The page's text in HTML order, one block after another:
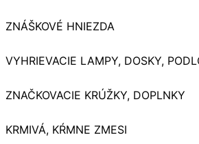
ZNÁŠKOVÉ HNIEZDA
VYHRIEVACIE LAMPY, DOSKY,
ZNAČKOVACIE KRÚŽKY, DOPLNKY
KRMIVÁ, KŔMNE ZMESI